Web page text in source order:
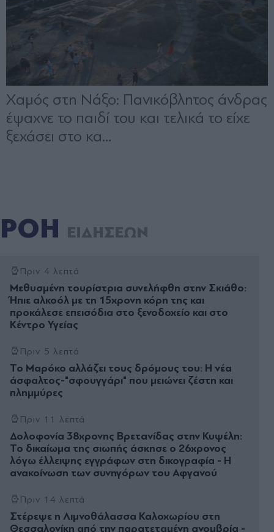
ΡΟΗ ΕΙΔΗΣΕΩΝ
Πριν 4 λεπτά
Μεθυσμένη τουρίστρια συνελήφθη στην Σκιάθο:
Ήπιε αλκοόλ με τη 15χρονη κόρη της και
προκάλεσε επεισόδια στο ξενοδοχείο και στο
Κέντρο Υγείας
Πριν 5 λεπτά
Το Μαρόκο αλλάζει τους δρόμους του: Η νέα
άσφαλτος-"σφουγγάρι" που μειώνει ζέστη και
πλημμύρες
Πριν 11 λεπτά
Δολοφονία 38χρονης Βρετανίδας στην Κυψέλη:
Το δικαίωμα της σιωπής άσκησε ο 26χρονος
λόγω έλλειψης εγγράφων στη δικογραφία - Η
ανακοίνωση των συνηγόρων του Αφγανού
Πριν 14 λεπτά
Στέρεψε η Λιμνοθάλασσα Καλοχωρίου στη
Θεσσαλονίκη από την παρατεταμένη ανομβρία -